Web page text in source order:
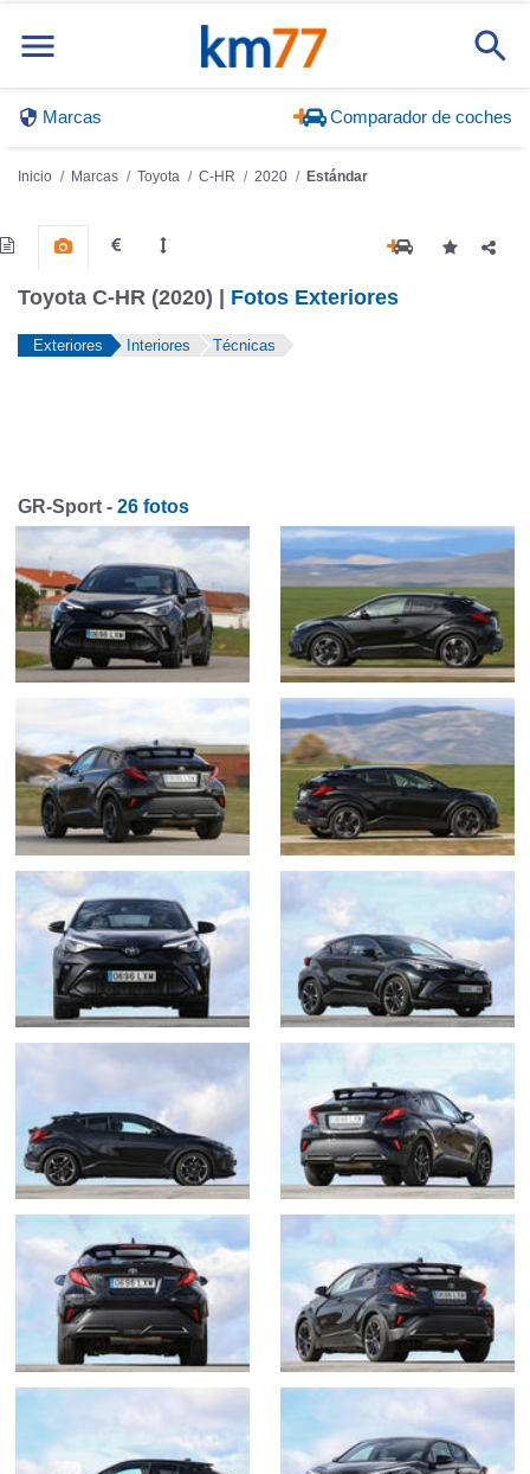
Marcas Comparador de coches
Inicio Marcas Toyota C-HR 2020 Estándar
Toyota C-HR (2020) | Fotos Exteriores
Exteriores Interiores Técnicas
GR-Sport - 26 fotos